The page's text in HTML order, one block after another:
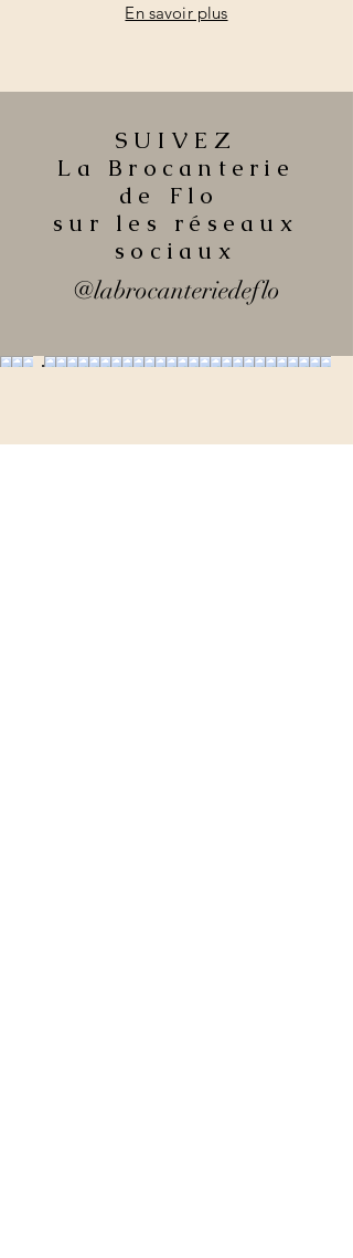
En savoir plus
SUIVEZ
La Brocanterie
de Flo
sur les réseaux
sociaux
@labrocanteriedeflo